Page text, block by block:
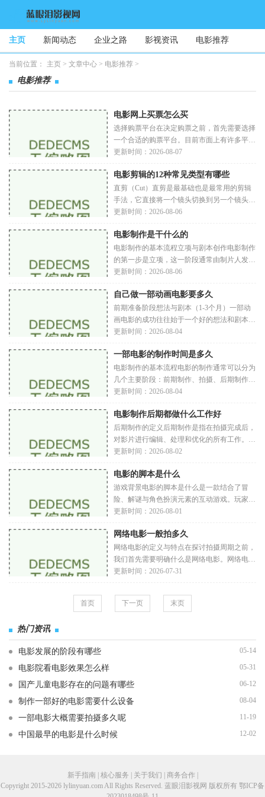
主页 新闻动态 企业之路 影视资讯 电影推荐
当前位置： 主页 > 文章中心 > 电影推荐 >
电影推荐
电影网上买票怎么买
选择购票平台在决定购票之前，首先需要选择
一个合适的购票平台。目前市面上有许多平台
可以选择，如官方电影票务网站：如猫眼、淘
用
更新时间：2026-08-07
电影剪辑的12种常见类型有哪些
直剪（Cut）直剪是最基础也是最常用的剪辑
手法，它直接将一个镜头切换到另一个镜头，
通常没有过渡效果。直剪的优势在于简单明
助观众
更新时间：2026-08-06
电影制作是干什么的
电影制作的基本流程立项与剧本创作电影制作
的第一步是立项，这一阶段通常由制片人发
起。制片人会根据市场需求、观众偏好和资金
选定
更新时间：2026-08-06
自己做一部动画电影要多久
前期准备阶段想法与剧本（1-3个月）一部动
画电影的成功往往始于一个好的想法和剧本。
在这个阶段，团队需要进行头脑风暴，明确故
不仅
更新时间：2026-08-04
一部电影的制作时间是多久
电影制作的基本流程电影的制作通常可以分为
几个主要阶段：前期制作、拍摄、后期制作和
发行。这些阶段的每一个都需要投入大量的时
过
更新时间：2026-08-04
电影制作后期都做什么工作好
后期制作的定义后期制作是指在拍摄完成后，
对影片进行编辑、处理和优化的所有工作。这
个阶段通常包括剪辑、视觉效果（VFX）、
后期制
更新时间：2026-08-02
电影的脚本是什么
游戏背景电影的脚本是什么是一款结合了冒
险、解谜与角色扮演元素的互动游戏。玩家在
游戏中将扮演一位新晋编剧，探索不同的剧本
影行
更新时间：2026-08-01
网络电影一般拍多久
网络电影的定义与特点在探讨拍摄周期之前，
我们首先需要明确什么是网络电影。网络电影
是指以网络平台为主要播放渠道的电影作品，
比
更新时间：2026-07-31
首页 下一页 末页
热门资讯
电影发展的阶段有哪些 05-14
电影院看电影效果怎么样 05-31
国产儿童电影存在的问题有哪些 06-12
制作一部好的电影需要什么设备 08-04
一部电影大概需要拍摄多久呢 11-19
中国最早的电影是什么时候 12-02
新手指南 | 核心服务 | 关于我们 | 商务合作 |
Copyright 2015-2026 lylinyuan.com All Rights Reserved. 蓝眼泪影视网 版权所有 鄂ICP备